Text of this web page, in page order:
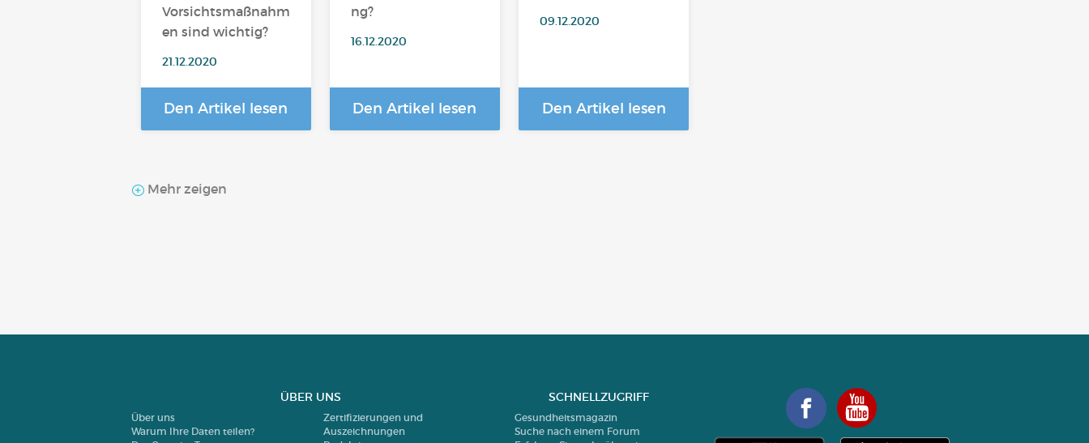
Vorsichtsmaßnahm
en sind wichtig?
21.12.2020
Den Artikel lesen
ng?
16.12.2020
Den Artikel lesen
09.12.2020
Den Artikel lesen
Mehr zeigen
ÜBER UNS
Über uns
Warum Ihre Daten teilen?
Zertifizierungen und
Auszeichnungen
SCHNELLZUGRIFF
Gesundheitsmagazin
Suche nach einem Forum